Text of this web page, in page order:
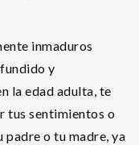
inmaduros
y
la edad adulta, te
tus sentimientos o
padre o tu madre, ya